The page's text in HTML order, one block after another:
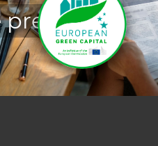
prensa